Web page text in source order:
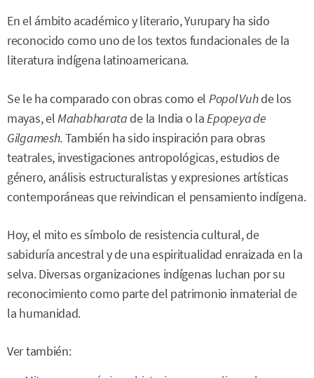
En el ámbito académico y literario, Yurupary ha sido
reconocido como uno de los textos fundacionales de la
literatura indígena latinoamericana.
Se le ha comparado con obras como el Popol Vuhde los
mayas, elMahabharatade la India o laEpopeya de
Gilgamesh. También ha sido inspiración para obras
teatrales, investigaciones antropológicas, estudios de
género, análisis estructuralistas y expresiones artísticas
contemporáneas que reivindican el pensamiento indígena.
Hoy, el mito es símbolo de resistencia cultural, de
sabiduría ancestral y de una espiritualidad enraizada en la
selva. Diversas organizaciones indígenas luchan por su
reconocimiento como parte del patrimonio inmaterial de
la humanidad.
Ver también: